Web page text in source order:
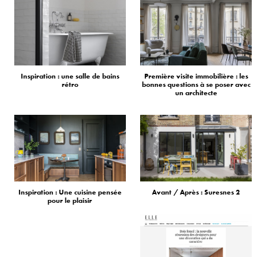
Inspiration : une salle de bains
rétro
Première visite immobilière : les
bonnes questions à se poser avec
un architecte
Inspiration : Une cuisine pensée
pour le plaisir
Avant / Après : Suresnes 2